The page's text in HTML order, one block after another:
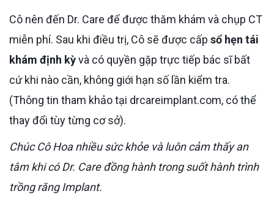
Cô nên đến Dr. Care để được thăm khám và chụp CT
miễn phí. Sau khi điều trị, Cô sẽ được cấp sổ hẹn tái
khám định kỳvà có quyền gặp trực tiếp bác sĩ bất
cứ khi nào cần, không giới hạn số lần kiểm tra.
(Thông tin tham khảo tại drcareimplant.com, có thể
thay đổi tùy từng cơ sở).
Chúc Cô Hoa nhiều sức khỏe và luôn cảm thấy an
tâm khi có Dr. Care đồng hành trong suốt hành trình
trồng răng Implant.